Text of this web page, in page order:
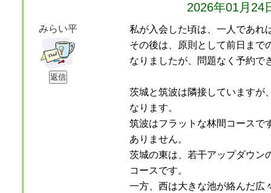
2026年01月24
みらい平
私が入会した頃は、一人であれ
その後は、原則として前日まで
なりましたが、問題なく予約で
茨城と筑波は隣接していますが
なります。
筑波はフラットな林間コースで
ありません。
茨城の東は、若干アップダウン
コースです。
一方、西は大きな池が絡んだ広